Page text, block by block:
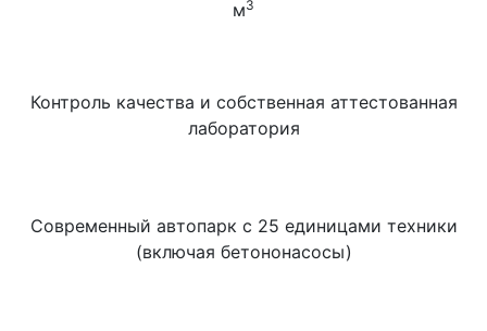
м3
Контроль качества и собственная аттестованная
лаборатория
Современный автопарк с 25 единицами техники
(включая бетононасосы)